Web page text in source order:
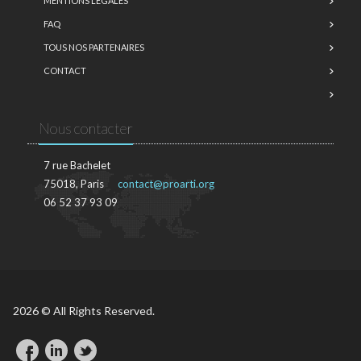
FAQ
TOUS NOS PARTENAIRES
CONTACT
Nous contacter
7 rue Bachelet
75018, Paris
06 52 37 93 09
contact@proarti.org
2026 © All Rights Reserved.